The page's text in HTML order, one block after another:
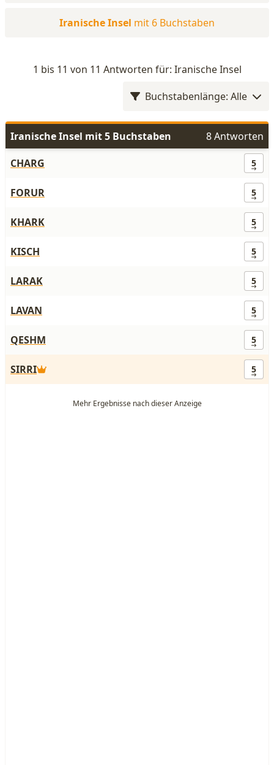
Iranische Insel mit 6 Buchstaben
1 bis 11 von 11 Antworten für: Iranische Insel
Buchstabenlänge: Alle
Iranische Insel mit 5 Buchstaben
8 Antworten
CHARG
5
FORUR 5
KHARK 5
KISCH 5
LARAK 5
LAVAN 5
QESHM 5
SIRRI 5